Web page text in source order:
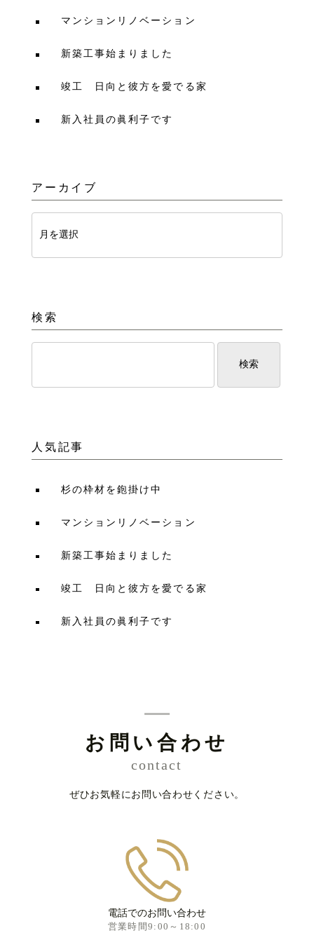
マンションリノベーション
新築工事始まりました
竣工 日向と彼方を愛でる家
新入社員の眞利子です
アーカイブ
検索
人気記事
杉の枠材を鉋掛け中
マンションリノベーション
新築工事始まりました
竣工 日向と彼方を愛でる家
新入社員の眞利子です
お問い合わせ
contact
ぜひお気軽にお問い合わせください。
電話でのお問い合わせ
営業時間9:00～18:00